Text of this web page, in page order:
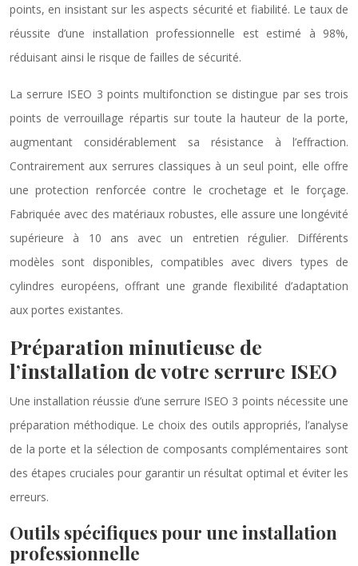
points, en insistant sur les aspects sécurité et fiabilité. Le taux de
réussite d’une installation professionnelle est estimé à 98%,
réduisant ainsi le risque de failles de sécurité.
La serrure ISEO 3 points multifonction se distingue par ses trois
points de verrouillage répartis sur toute la hauteur de la porte,
augmentant considérablement sa résistance à l’effraction.
Contrairement aux serrures classiques à un seul point, elle offre
une protection renforcée contre le crochetage et le forçage.
Fabriquée avec des matériaux robustes, elle assure une longévité
supérieure à 10 ans avec un entretien régulier. Différents
modèles sont disponibles, compatibles avec divers types de
cylindres européens, offrant une grande flexibilité d’adaptation
aux portes existantes.
Préparation minutieuse de
l’installation de votre serrure ISEO
Une installation réussie d’une serrure ISEO 3 points nécessite une
préparation méthodique. Le choix des outils appropriés, l’analyse
de la porte et la sélection de composants complémentaires sont
des étapes cruciales pour garantir un résultat optimal et éviter les
erreurs.
Outils spécifiques pour une installation
professionnelle